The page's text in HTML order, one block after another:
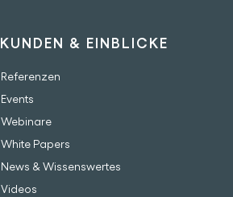
KUNDEN & EINBLICKE
Referenzen
Events
Webinare
White Papers
News & Wissenswertes
Videos